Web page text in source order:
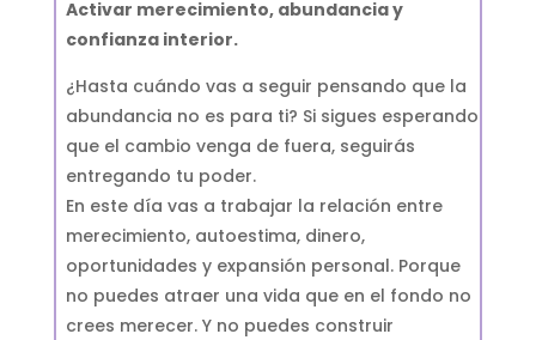
Activar merecimiento, abundancia y
confianza interior.
¿Hasta cuándo vas a seguir pensando que la
abundancia no es para ti? Si sigues esperando
que el cambio venga de fuera, seguirás
entregando tu poder.
En este día vas a trabajar la relación entre
merecimiento, autoestima, dinero,
oportunidades y expansión personal. Porque
no puedes atraer una vida que en el fondo no
crees merecer. Y no puedes construir